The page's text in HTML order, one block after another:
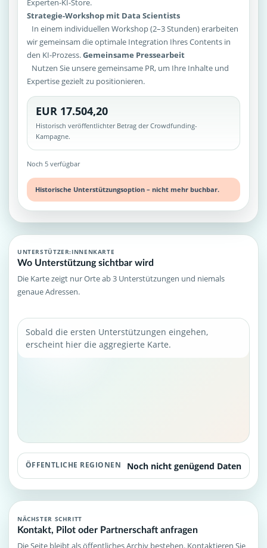
Experten-KI-Store.
Strategie-Workshop mit Data Scientists
In einem individuellen Workshop (2–3 Stunden) erarbeiten
wir gemeinsam die optimale Integration Ihres Contents in
den KI-Prozess.Gemeinsame Pressearbeit
Nutzen Sie unsere gemeinsame PR, um Ihre Inhalte und
Expertise gezielt zu positionieren.
EUR 17.504,20
Historisch veröffentlichter Betrag der Crowdfunding-
Kampagne.
Noch 5 verfügbar
Historische Unterstützungsoption – nicht mehr buchbar.
UNTERSTÜTZER:INNENKARTE
Wo Unterstützung sichtbar wird
Die Karte zeigt nur Orte ab 3 Unterstützungen und niemals
genaue Adressen.
Sobald die ersten Unterstützungen eingehen,
erscheint hier die aggregierte Karte.
ÖFFENTLICHE REGIONEN Noch nicht genügend Daten
NÄCHSTER SCHRITT
Kontakt, Pilot oder Partnerschaft anfragen
Die Seite bleibt als öffentliches Archiv bestehen. Kontaktieren Sie